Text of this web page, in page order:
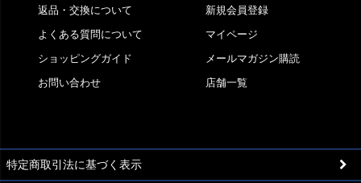
返品・交換について
よくある質問について
ショッピングガイド
お問い合わせ
新規会員登録
マイページ
メールマガジン購読
店舗一覧
特定商取引法に基づく表示